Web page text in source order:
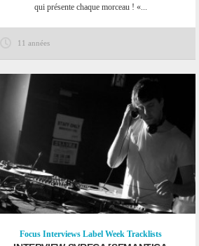
qui présente chaque morceau ! «...
11 années
Focus Interviews Label Week Tracklists